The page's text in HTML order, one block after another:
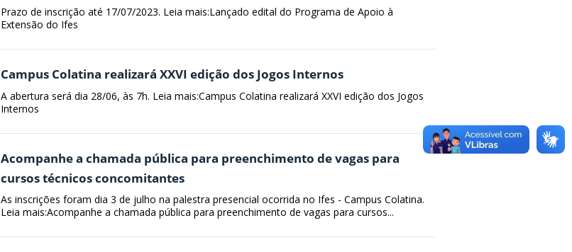
Prazo de inscrição até 17/07/2023. Leia mais:Lançado edital do Programa de Apoio à
Extensão do Ifes
Campus Colatina realizará XXVI edição dos Jogos Internos
A abertura será dia 28/06, às 7h. Leia mais:Campus Colatina realizará XXVI edição dos Jogos
Internos
Acompanhe a chamada pública para preenchimento de vagas para
cursos técnicos concomitantes
As inscrições foram dia 3 de julho na palestra presencial ocorrida no Ifes - Campus Colatina.
Leia mais:Acompanhe a chamada pública para preenchimento de vagas para cursos...